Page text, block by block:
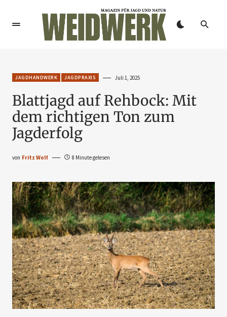
JAGDHANDWERK JAGDPRAXIS Juli 1, 2025
Blattjagd auf Rehbock: Mit
dem richtigen Ton zum
Jagderfolg
von Fritz Wolf 8 Minute gelesen